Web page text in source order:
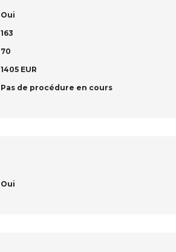
Oui
163
70
1405 EUR
Pas de procédure en cours
Oui